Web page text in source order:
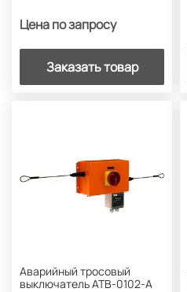
Цена по запросу
Заказать товар
Аварийный тросовый
выключатель АТВ-0102-А